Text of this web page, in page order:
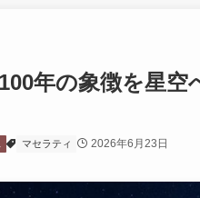
年の象徴を星
マセラティ 2026年6月23日